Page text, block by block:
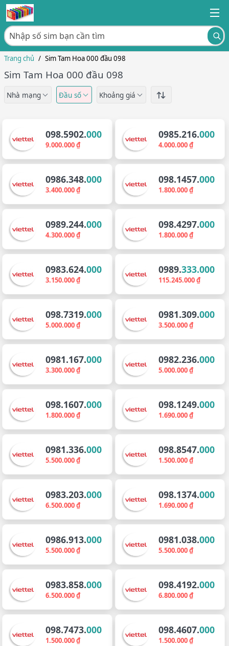
Trang chủ / Sim Tam Hoa 000 đầu 098
Sim Tam Hoa 000 đầu 098
Nhà mạng Đầu số Khoảng giá
098.5902.000
9.000.000 ₫
0985.216.000
4.000.000 ₫
0986.348.000
3.400.000 ₫
098.1457.000
1.800.000 ₫
0989.244.000
4.300.000 ₫
098.4297.000
1.800.000 ₫
0983.624.000
3.150.000 ₫
0989.333.000
115.245.000 ₫
098.7319.000
5.000.000 ₫
0981.309.000
3.500.000 ₫
0981.167.000
3.300.000 ₫
0982.236.000
5.000.000 ₫
098.1607.000
1.800.000 ₫
098.1249.000
1.690.000 ₫
0981.336.000
5.500.000 ₫
098.8547.000
1.500.000 ₫
0983.203.000
6.500.000 ₫
098.1374.000
1.690.000 ₫
0986.913.000
5.500.000 ₫
0981.038.000
5.500.000 ₫
0983.858.000
6.500.000 ₫
098.4192.000
6.800.000 ₫
098.7473.000
1.500.000 ₫
098.4607.000
1.500.000 ₫